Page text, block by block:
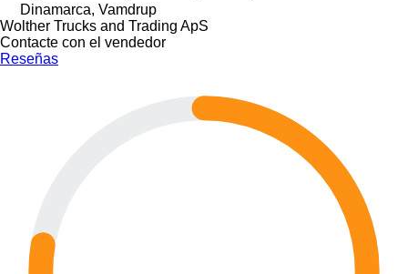
Dinamarca, Vamdrup
Wolther Trucks and Trading ApS
Contacte con el vendedor
Reseñas